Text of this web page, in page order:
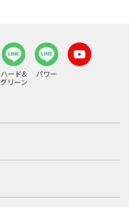
ハード&
グリーン
パワー